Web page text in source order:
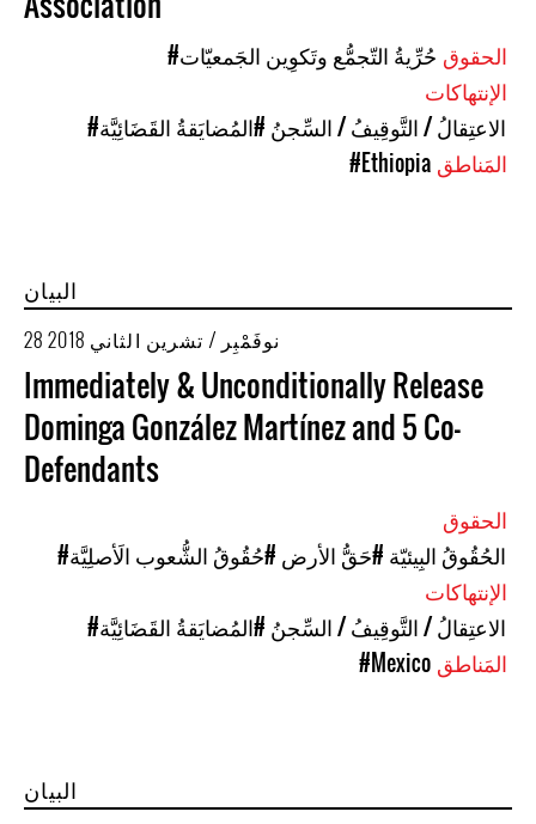
#حُرِّيةُ التّجمُّع وتَكوِين الجَمعيّات
#الاعتِقالُ / التَّوقِيفُ / السِّجنُ #المُضايَقةُ القَضَائِيَّة
#Ethiopia
البيان
28 نوفَمْبِر / تشرين الثاني 2018
Immediately & Unconditionally Release
Dominga González Martínez and 5 Co-
Defendants
#الحُقُوقُ البِيئيّة #حَقُّ الأرض #حُقُوقُ الشُّعوب الَأصلِيَّة
#الاعتِقالُ / التَّوقِيفُ / السِّجنُ #المُضايَقةُ القَضَائِيَّة
#Mexico
البيان